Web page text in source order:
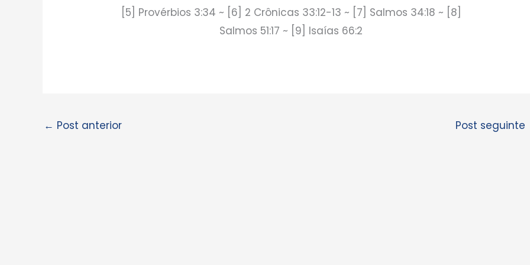
[5] Provérbios 3:34 ~ [6] 2 Crônicas 33:12-13 ~ [7] Salmos 34:18 ~ [8]
Salmos 51:17 ~ [9] Isaías 66:2
← Post anterior Post seguinte